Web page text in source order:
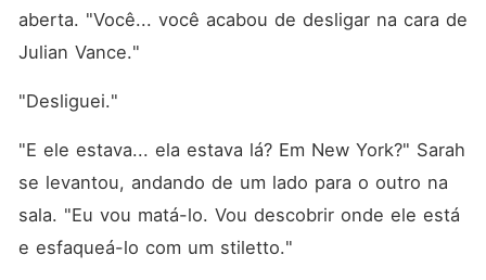
aberta. "Você... você acabou de desligar na cara de
Julian Vance."
"Desliguei."
"E ele estava... ela estava lá? Em New York?" Sarah
se levantou, andando de um lado para o outro na
sala. "Eu vou matá-lo. Vou descobrir onde ele está
e esfaqueá-lo com um stiletto."